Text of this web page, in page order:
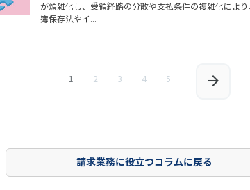
が煩雑化し、受領経路の分散や支払条件の複雑化によ
簿保存法やイ...
1 2 3 4 5
請求業務に役立つコラムに戻る